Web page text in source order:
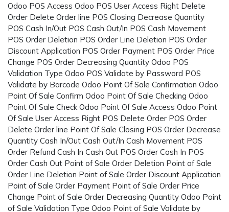
Odoo POS Access Odoo POS User Access Right Delete
Order Delete Order line POS Closing Decrease Quantity
POS Cash In/Out POS Cash Out/In POS Cash Movement
POS Order Deletion POS Order Line Deletion POS Order
Discount Application POS Order Payment POS Order Price
Change POS Order Decreasing Quantity Odoo POS
Validation Type Odoo POS Validate by Password POS
Validate by Barcode Odoo Point Of Sale Confirmation Odoo
Point Of Sale Confirm Odoo Point Of Sale Checking Odoo
Point Of Sale Check Odoo Point Of Sale Access Odoo Point
Of Sale User Access Right POS Delete Order POS Order
Delete Order line Point Of Sale Closing POS Order Decrease
Quantity Cash In/Out Cash Out/In Cash Movement POS
Order Refund Cash In Cash Out POS Order Cash In POS
Order Cash Out Point of Sale Order Deletion Point of Sale
Order Line Deletion Point of Sale Order Discount Application
Point of Sale Order Payment Point of Sale Order Price
Change Point of Sale Order Decreasing Quantity Odoo Point
of Sale Validation Type Odoo Point of Sale Validate by